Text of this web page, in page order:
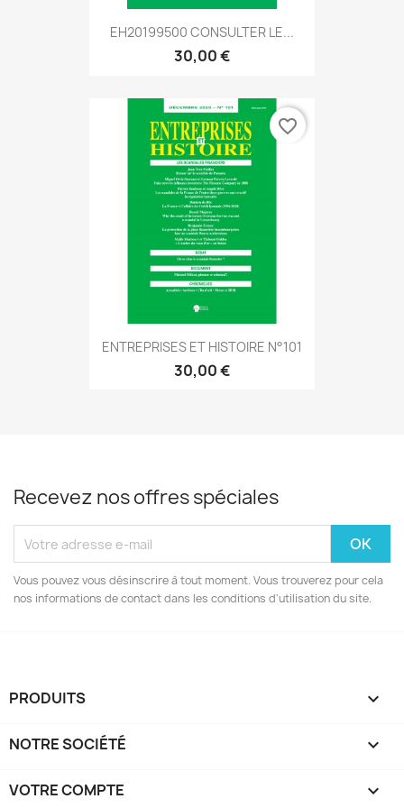
EH20199500 CONSULTER LE...
30,00 €
ENTREPRISES ET HISTOIRE N°101
30,00 €
favorite_border
Recevez nos offres spéciales
Vous pouvez vous désinscrire à tout moment. Vous trouverez pour cela
nos informations de contact dans les conditions d'utilisation du site.
PRODUITS 
NOTRE SOCIÉTÉ 
VOTRE COMPTE 